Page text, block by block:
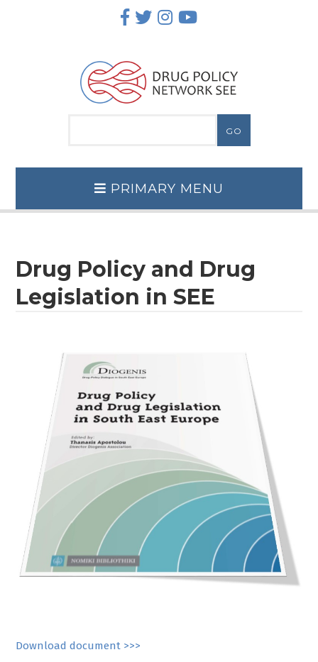
PRIMARY MENU
Drug Policy and Drug
Legislation in SEE
Download document >>>